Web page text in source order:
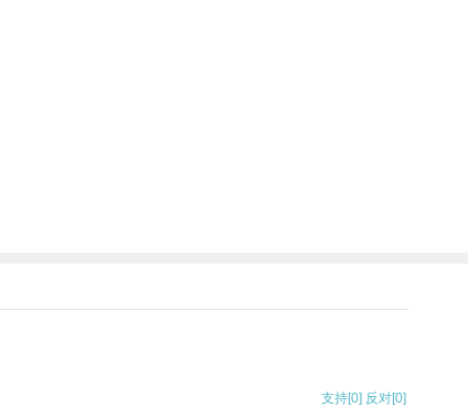
支持[0] 反对[0]